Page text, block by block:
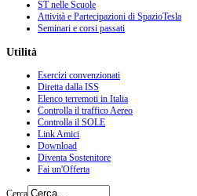
ST nelle Scuole
Attività e Partecipazioni di SpazioTesla
Seminari e corsi passati
Utilità
Esercizi convenzionati
Diretta dalla ISS
Elenco terremoti in Italia
Controlla il traffico Aereo
Controlla il SOLE
Link Amici
Download
Diventa Sostenitore
Fai un'Offerta